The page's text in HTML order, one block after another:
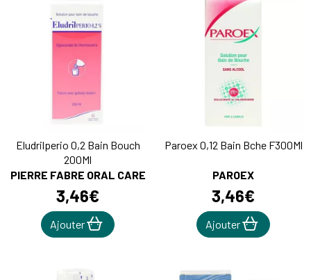
Eludrilperio 0,2 Bain Bouch
200Ml
PIERRE FABRE ORAL CARE
3,46€
Ajouter
Paroex 0,12 Bain Bche F300Ml
PAROEX
3,46€
Ajouter